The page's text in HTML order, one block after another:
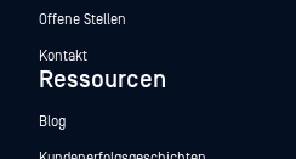
Offene Stellen
Kontakt
Ressourcen
Blog